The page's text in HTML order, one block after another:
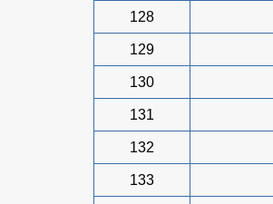
128
129
130
131
132
133